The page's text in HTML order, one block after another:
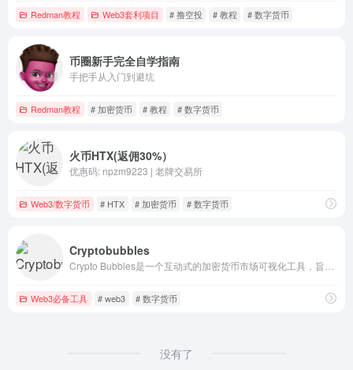
Redman教程 Web3套利项目 # 撸空投 # 教程 # 数字货币
币圈新手完全自学指南
手把手从入门到避坑
Redman教程 # 加密货币 # 教程 # 数字货币
火币HTX(返佣30%）
优惠码: npzm9223 | 老牌交易所
Web3/数字货币 # HTX # 加密货币 # 数字货币
Cryptobubbles
Web3必备工具 # web3 # 数字货币
没有了